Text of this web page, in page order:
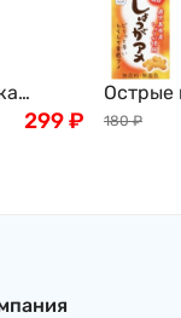
299₽
Острые
180 ₽